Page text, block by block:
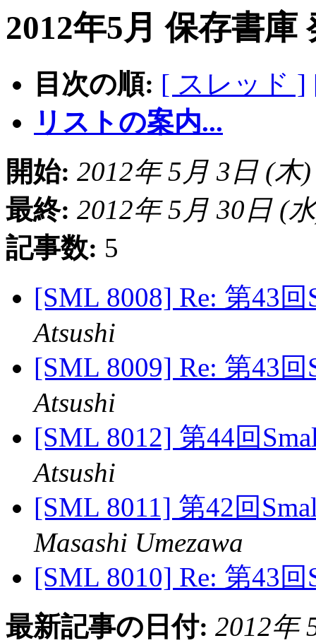
2012年5月 保存書庫
目次の順: [ スレッド ]
リストの案内...
開始: 2012年 5月 3日 (木
最終: 2012年 5月 30日 (
記事数: 5
[SML 8008] Re: 第43
Atsushi
[SML 8009] Re: 第43
Atsushi
[SML 8012] 第44回
Atsushi
[SML 8011] 第42回
Masashi Umezawa
[SML 8010] Re: 第43
最新記事の日付: 2012年